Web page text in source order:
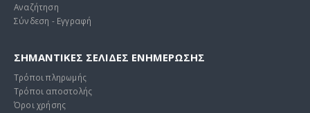
Αναζήτηση
Σύνδεση - Εγγραφή
ΣΗΜΑΝΤΙΚΕΣ ΣΕΛΙΔΕΣ ΕΝΗΜΕΡΩΣΗΣ
Τρόποι πληρωμής
Τρόποι αποστολής
Όροι χρήσης